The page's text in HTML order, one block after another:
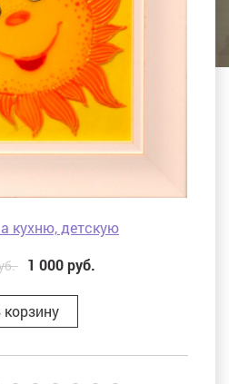
кухню, детскую
1 000руб.
корзину